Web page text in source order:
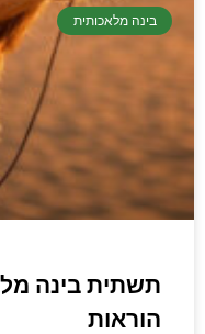
בינה מלאכותית
תשתית בינה
הוראות